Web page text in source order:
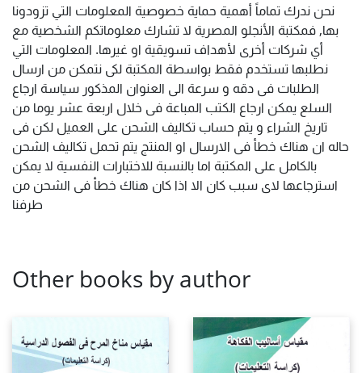
نحن ندرك تماماً أهمية حماية خصوصية المعلومات التي تزودونا
بها, فمكتبة الأنجلو المصرية لا تشارك معلوماتكم الشخصية مع
أي شركات أخرى لأهداف تسويقية او غيرها. المعلومات التي
نطلبها تستخدم فقط بواسطة المكتبة لكى نتمكن من ارسال
الطلبات فى دقه و سرعة الى العنوان المذكور سياسة ارجاع
السلع يمكن ارجاع الكتب المباعة فى خلال اربعة عشر يوما من
تاريخ الشراء و يتم حساب تكاليف الشحن على العميل لكن فى
حاله ان هناك خطأ فى الارسال او المنتج يتم تحمل تكاليف الشحن
بالكامل على المكتبة اما بالنسبة للاختبارات النفسية لا يمكن
استرجاعها لاى سبب كان الا اذا كان هناك خطأ فى الشحن من
طرفنا
Other books by author